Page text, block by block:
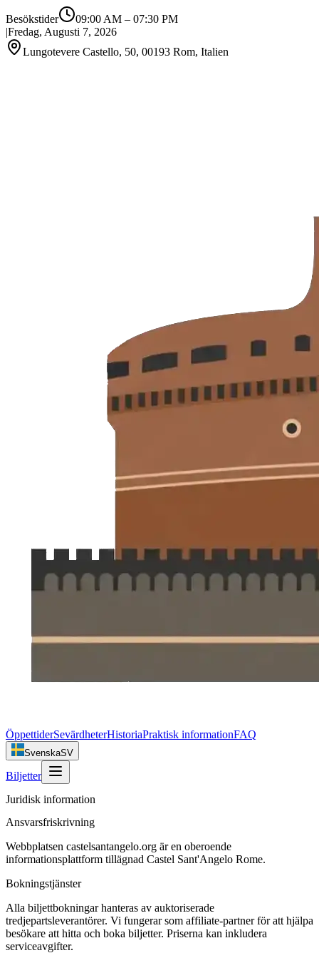
Besökstider 09:00 AM – 07:30 PM
|Fredag, Augusti 7, 2026
Lungotevere Castello, 50, 00193 Rom, Italien
ÖppettiderSevärdheterHistoriaPraktisk informationFAQ
SvenskaSV
Biljetter
Juridisk information
Ansvarsfriskrivning
Webbplatsen castelsantangelo.org är en oberoende
informationsplattform tillägnad Castel Sant'Angelo Rome.
Bokningstjänster
Alla biljettbokningar hanteras av auktoriserade
tredjepartsleverantörer. Vi fungerar som affiliate-partner för att hjälpa
besökare att hitta och boka biljetter. Priserna kan inkludera
serviceavgifter.